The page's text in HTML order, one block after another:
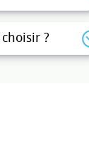
ou les
?
?